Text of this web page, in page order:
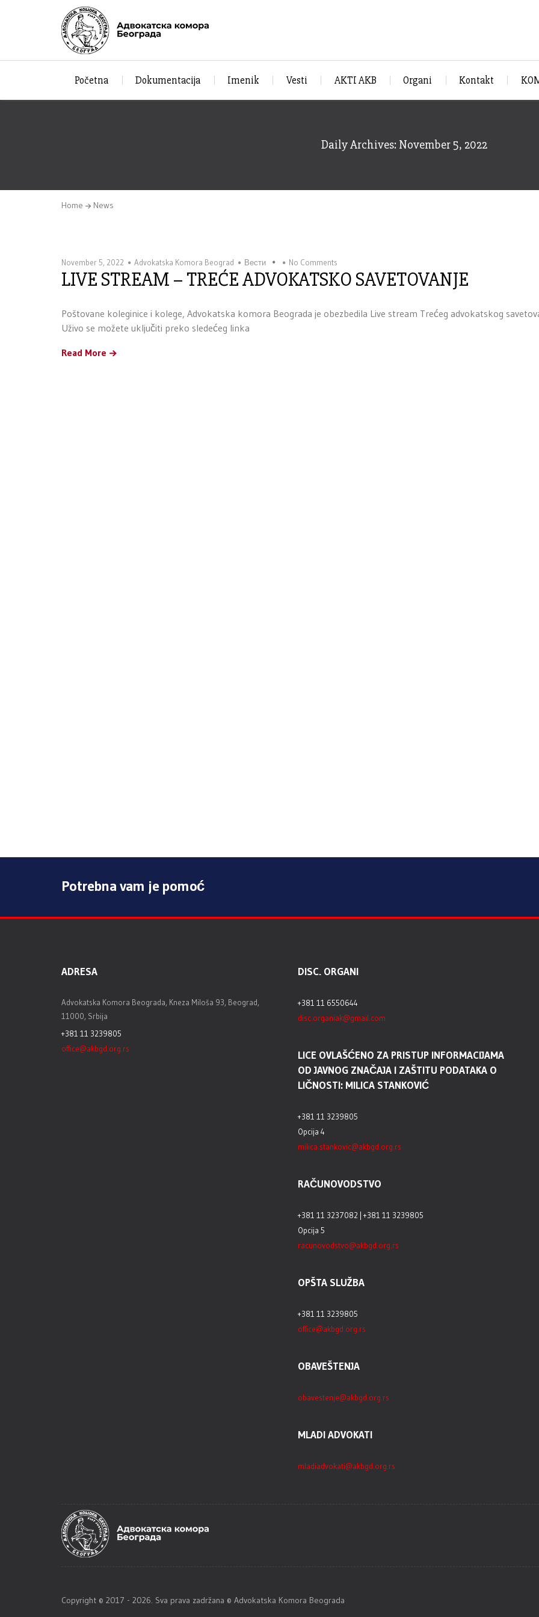
Početna Dokumentacija Imenik Vesti AKTI AKB Organi Kontakt
Daily Archives: November 5, 2022
Home News
November 5, 2022 Advokatska Komora Beograd Вести No Comments
LIVE STREAM – TREĆE ADVOKATSKO SAVETOVANJE
Poštovane koleginice i kolege, Advokatska komora Beograda je obezbedila Live stream Trećeg advokatskog
Uživo se možete uključiti preko sledećeg linka
Read More
Potrebna vam je pomoć
ADRESA
Advokatska Komora Beograda, Kneza Miloša 93, Beograd,
11000, Srbija
+381 11 3239805
office@akbgd.org.rs
DISC. ORGANI
+381 11 6550644
disc.organiak@gmail.com
LICE OVLAŠĆENO ZA PRISTUP INFORMACIJAMA
OD JAVNOG ZNAČAJA I ZAŠTITU PODATAKA O
LIČNOSTI: MILICA STANKOVIĆ
+381 11 3239805
Opcija 4
milica.stankovic@akbgd.org.rs
RAČUNOVODSTVO
+381 11 3237082 | +381 11 3239805
Opcija 5
racunovodstvo@akbgd.org.rs
OPŠTA SLUŽBA
+381 11 3239805
office@akbgd.org.rs
OBAVEŠTENJA
obavestenje@akbgd.org.rs
MLADI ADVOKATI
mladiadvokati@akbgd.org.rs
Copyright © 2017 - 2026. Sva prava zadržana © Advokatska Komora Beograda